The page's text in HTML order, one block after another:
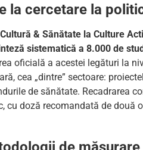
la cercetare la
& Sănătate la Culture
sistematică a 8.000 de
oficială a acestei legături la
cea „dintre” sectoare:
de sănătate. Recadrarea
cu doză recomandată de două